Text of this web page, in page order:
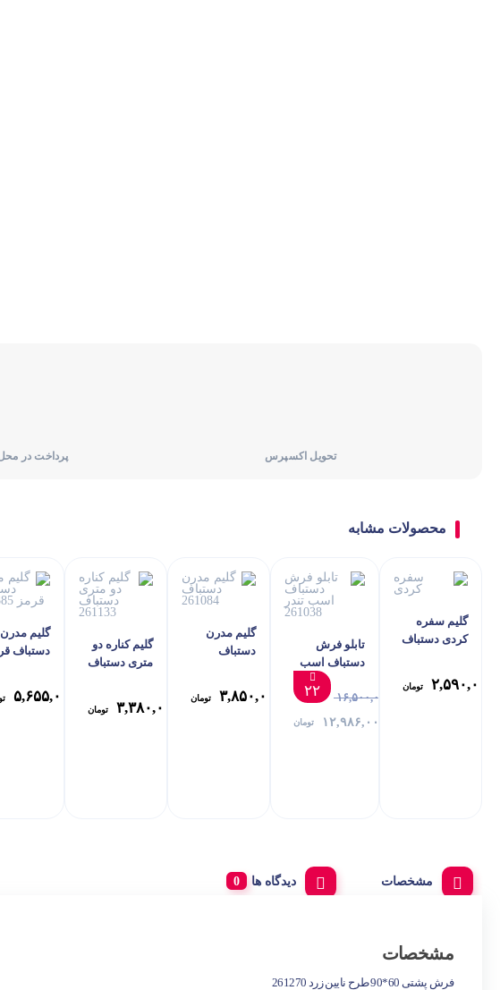
تحویل اکسپرس پرداخت در
محصولات مشابه
گلیم سفره
کردی دستباف
۲,۵۹۰,۰۰۰ تومان
تابلو فرش
دستباف اسب
۱۶,۵۰۰,۰۰۰
۱۲,۹۸۶,۰۰۰
تومان
۲۲
گلیم مدرن
دستباف
۳,۸۵۰,۰۰۰ تومان
گلیم کناره دو
متری دستباف
۳,۳۸۰,۰۰۰ تومان
گلیم مدرن
دستباف
۵,۶۵۵,۰۰۰
مشخصات دیدگاه ها
مشخصات
فرش پشتی 60*90 طرح نایین زرد 261270